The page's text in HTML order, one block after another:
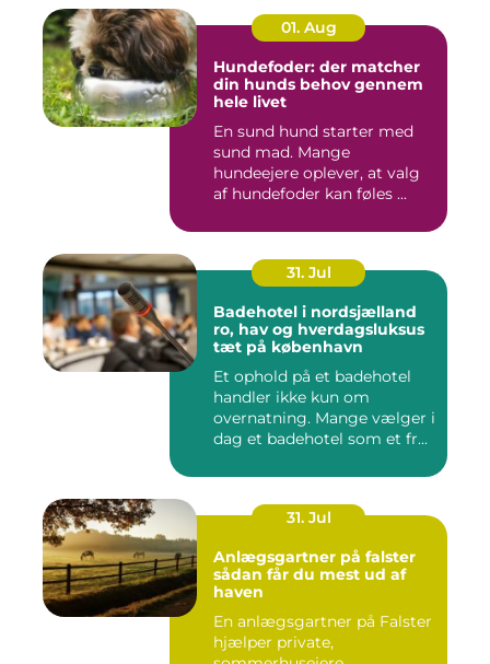
01. Aug
Hundefoder: der matcher
din hunds behov gennem
hele livet
En sund hund starter med
sund mad. Mange
hundeejere oplever, at valg
af hundefoder kan føles ...
31. Jul
Badehotel i nordsjælland
ro, hav og hverdagsluksus
tæt på københavn
Et ophold på et badehotel
handler ikke kun om
overnatning. Mange vælger i
dag et badehotel som et fr...
31. Jul
Anlægsgartner på falster
sådan får du mest ud af
haven
En anlægsgartner på Falster
hjælper private,